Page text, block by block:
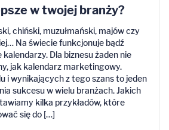
w twojej branży?
chiński, muzułmański, majów czy
Na świecie funkcjonuje bądź
Dla biznesu żaden nie
jak kalendarz marketingowy.
i wynikających z tego szans to jeden
sukcesu w wielu branżach. Jakich
kilka przykładów, które
się do […]